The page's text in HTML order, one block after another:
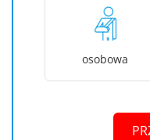
osobowa